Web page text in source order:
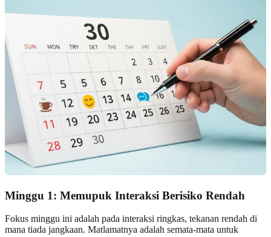
Minggu 1: Memupuk Interaksi Berisiko Rendah
Fokus minggu ini adalah pada interaksi ringkas, tekanan rendah di
mana tiada jangkaan. Matlamatnya adalah semata-mata untuk